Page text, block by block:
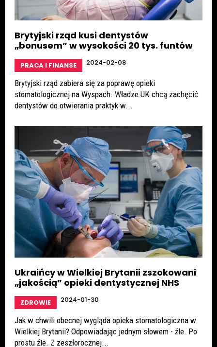
Brytyjski rząd kusi dentystów
„bonusem” w wysokości 20 tys. funtów
PRACA I FINANSE 2024-02-08
Brytyjski rząd zabiera się za poprawę opieki
stomatologicznej na Wyspach. Władze UK chcą zachęcić
dentystów do otwierania praktyk w...
Ukraińcy w Wielkiej Brytanii zszokowani
„jakością” opieki dentystycznej NHS
ZDROWIE 2024-01-30
Jak w chwili obecnej wygląda opieka stomatologiczna w
Wielkiej Brytanii? Odpowiadając jednym słowem - źle. Po
prostu źle. Z zeszłorocznej...